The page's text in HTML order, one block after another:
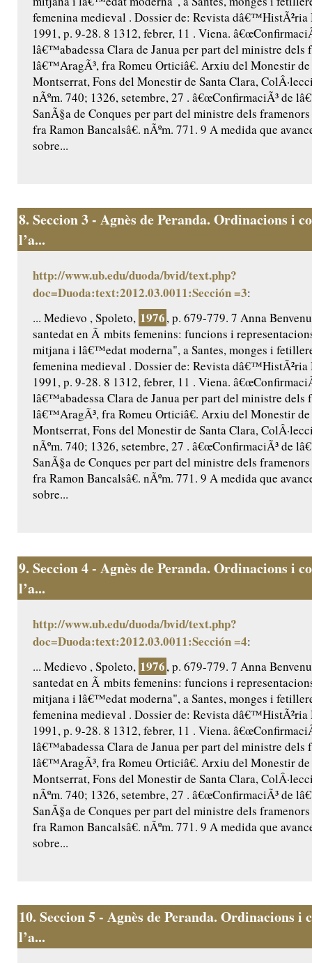
femenina medieval . Dossier de: Revista dâ€™HistÃ²ria
1991, p. 9-28. 8 1312, febrer, 11 . Viena.
lâ€™abadessa Clara de Janua per part del ministre dels
lâ€™AragÃ³, fra Romeu Orticiâ€. Arxiu del Monestir de
Montserrat, Fons del Monestir de Santa Clara,
nÃºm. 740; 1326, setembre, 27 . â€œConfirmaciÃ³ de
SanÃ§a de Conques per part del ministre dels
fra Ramon Bancalsâ€. nÃºm. 771. 9 A medida que
sobre...
8. Seccion 3 - Agnès de Peranda. Ordinacions i
l’a...
http://www.ub.edu/duoda/bvid/text.php?
doc=Duoda:text:2012.03.0011:Sección =3:
... Medievo , Spoleto, 1976, p. 679-779. 7 Anna
santedat en Ã mbits femenins: funcions i
mitjana i lâ€™edat moderna", a Santes, monges i
femenina medieval . Dossier de: Revista dâ€™HistÃ²ria
1991, p. 9-28. 8 1312, febrer, 11 . Viena.
lâ€™abadessa Clara de Janua per part del ministre dels
lâ€™AragÃ³, fra Romeu Orticiâ€. Arxiu del Monestir de
Montserrat, Fons del Monestir de Santa Clara,
nÃºm. 740; 1326, setembre, 27 . â€œConfirmaciÃ³ de
SanÃ§a de Conques per part del ministre dels
fra Ramon Bancalsâ€. nÃºm. 771. 9 A medida que
sobre...
9. Seccion 4 - Agnès de Peranda. Ordinacions i
l’a...
http://www.ub.edu/duoda/bvid/text.php?
doc=Duoda:text:2012.03.0011:Sección =4:
... Medievo , Spoleto, 1976, p. 679-779. 7 Anna
santedat en Ã mbits femenins: funcions i
mitjana i lâ€™edat moderna", a Santes, monges i
femenina medieval . Dossier de: Revista dâ€™HistÃ²ria
1991, p. 9-28. 8 1312, febrer, 11 . Viena.
lâ€™abadessa Clara de Janua per part del ministre dels
lâ€™AragÃ³, fra Romeu Orticiâ€. Arxiu del Monestir de
Montserrat, Fons del Monestir de Santa Clara,
nÃºm. 740; 1326, setembre, 27 . â€œConfirmaciÃ³ de
SanÃ§a de Conques per part del ministre dels
fra Ramon Bancalsâ€. nÃºm. 771. 9 A medida que
sobre...
10. Seccion 5 - Agnès de Peranda. Ordinacions i
l’a...